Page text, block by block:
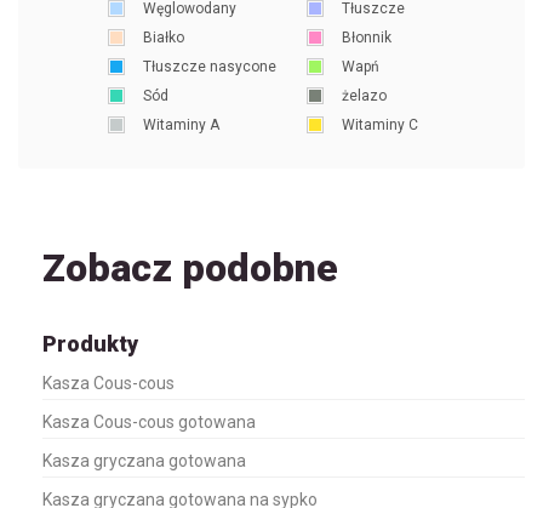
Węglowodany
Tłuszcze
Białko
Błonnik
Tłuszcze nasycone
Wapń
Sód
żelazo
Witaminy A
Witaminy C
Zobacz podobne
Produkty
Kasza Cous-cous
Kasza Cous-cous gotowana
Kasza gryczana gotowana
Kasza gryczana gotowana na sypko